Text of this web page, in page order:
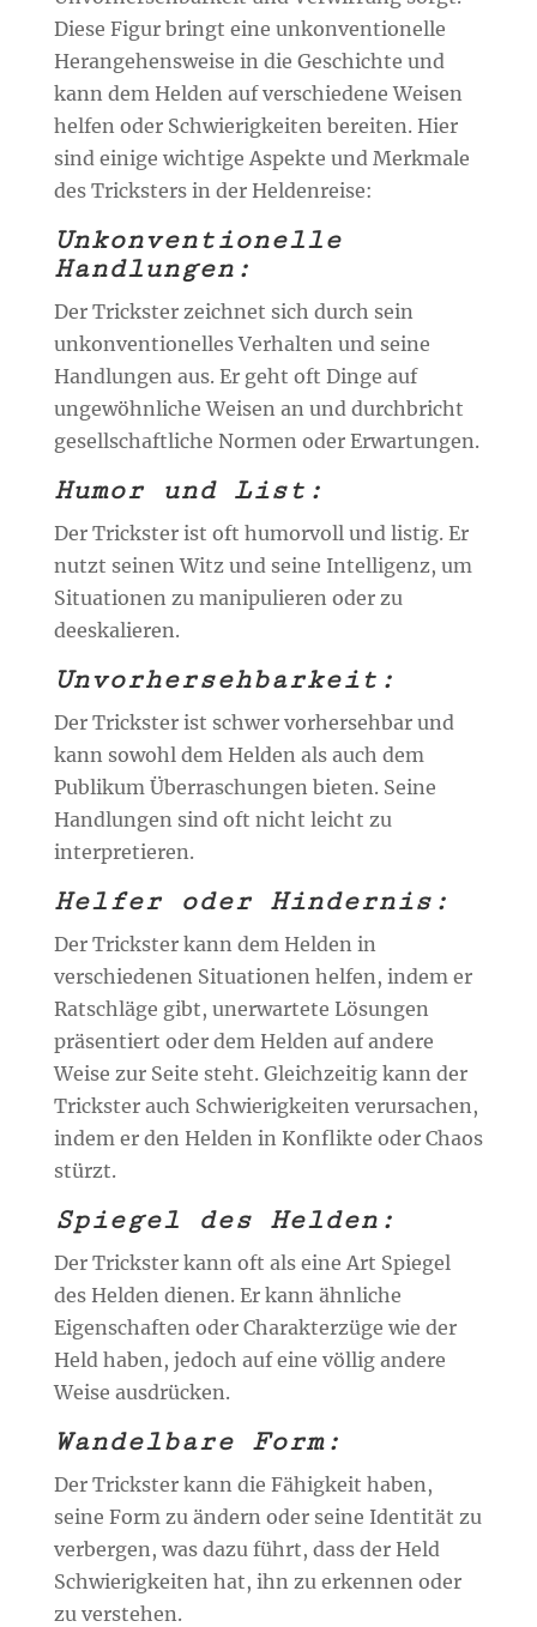
Diese Figur bringt eine unkonventionelle
Herangehensweise in die Geschichte und
kann dem Helden auf verschiedene Weisen
helfen oder Schwierigkeiten bereiten. Hier
sind einige wichtige Aspekte und Merkmale
des Tricksters in der Heldenreise:
Unkonventionelle
Handlungen:
Der Trickster zeichnet sich durch sein
unkonventionelles Verhalten und seine
Handlungen aus. Er geht oft Dinge auf
ungewöhnliche Weisen an und durchbricht
gesellschaftliche Normen oder Erwartungen.
Humor und List:
Der Trickster ist oft humorvoll und listig. Er
nutzt seinen Witz und seine Intelligenz, um
Situationen zu manipulieren oder zu
deeskalieren.
Unvorhersehbarkeit:
Der Trickster ist schwer vorhersehbar und
kann sowohl dem Helden als auch dem
Publikum Überraschungen bieten. Seine
Handlungen sind oft nicht leicht zu
interpretieren.
Helfer oder Hindernis:
Der Trickster kann dem Helden in
verschiedenen Situationen helfen, indem er
Ratschläge gibt, unerwartete Lösungen
präsentiert oder dem Helden auf andere
Weise zur Seite steht. Gleichzeitig kann der
Trickster auch Schwierigkeiten verursachen,
indem er den Helden in Konflikte oder Chaos
stürzt.
Spiegel des Helden:
Der Trickster kann oft als eine Art Spiegel
des Helden dienen. Er kann ähnliche
Eigenschaften oder Charakterzüge wie der
Held haben, jedoch auf eine völlig andere
Weise ausdrücken.
Wandelbare Form:
Der Trickster kann die Fähigkeit haben,
seine Form zu ändern oder seine Identität zu
verbergen, was dazu führt, dass der Held
Schwierigkeiten hat, ihn zu erkennen oder
zu verstehen.